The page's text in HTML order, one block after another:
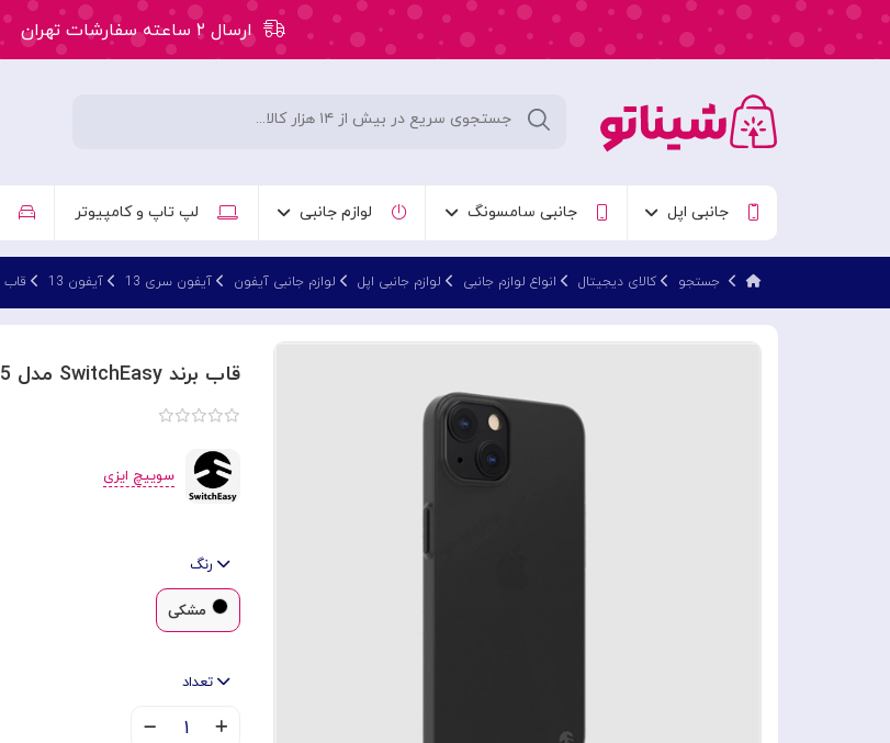
ارسال ۲ ساعته سفارشات تهران
جانبی اپل جانبی سامسونگ لوازم جانبی لپ تاپ و کامپیوتر
جستجو کالای دیجیتال انواع لوازم جانبی لوازم جانبی اپل لوازم جانبی آیفون آیفون سری 13 آیفون 13 قاب
قاب برند SwitchEasy مدل 0.35 Ultra Slim مناسب برای Apple iPhone 13
سوییچ ایزی
رنگ
مشکی
تعداد
۱